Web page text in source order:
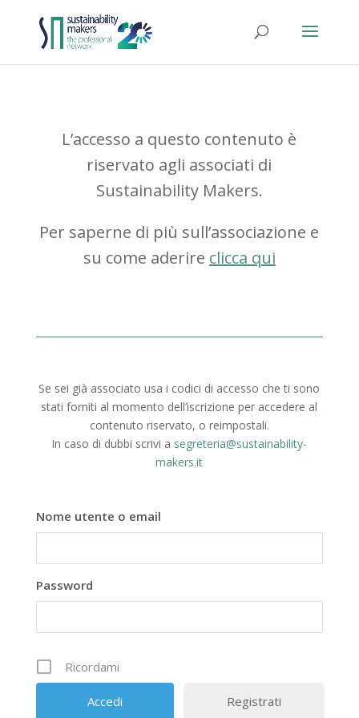
L’accesso a questo contenuto è
riservato agli associati di
Sustainability Makers.
Per saperne di più sull’associazione e
su come aderire clicca qui
Se sei già associato usa i codici di accesso che ti sono
stati forniti al momento dell’iscrizione per accedere al
contenuto riservato, o reimpostali.
In caso di dubbi scrivi a segreteria@sustainability-
makers.it
Nome utente o email
Password
Ricordami
Registrati